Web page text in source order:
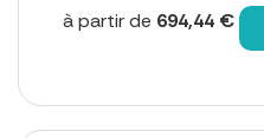
à partir de 694,44 €